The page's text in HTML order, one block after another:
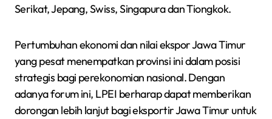
Serikat, Jepang, Swiss, Singapura dan Tiongkok.
Pertumbuhan ekonomi dan nilai ekspor Jawa Timur
yang pesat menempatkan provinsi ini dalam posisi
strategis bagi perekonomian nasional. Dengan
adanya forum ini, LPEI berharap dapat memberikan
dorongan lebih lanjut bagi eksportir Jawa Timur untuk